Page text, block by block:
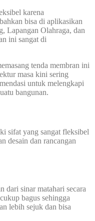
karena
bisa di aplikasikan
Lapangan Olahraga, dan
ini sangat di
tenda membran ini
masa kini sering
untuk melengkapi
bangunan.
sifat yang sangat fleksibel
desain dan rancangan
dari sinar matahari secara
bagus sehingga
lebih sejuk dan bisa